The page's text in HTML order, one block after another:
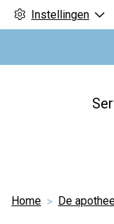
Instellingen
Home De